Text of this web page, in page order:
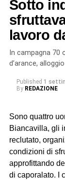
Sotto
lavoro
In campagna
d’arance,
Published 1
By REDAZIONE
Sono quattro
Biancavilla, gli
reclutato,
condizioni di
approfittando
di caporalato. I